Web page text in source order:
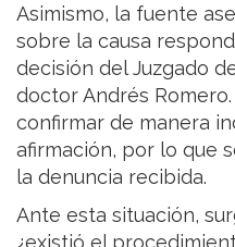
Asimismo, la fuente
sobre la causa
decisión del Juzgado
doctor Andrés
confirmar de manera
afirmación, por lo que
la denuncia recibida.
Ante esta situación,
¿existió el